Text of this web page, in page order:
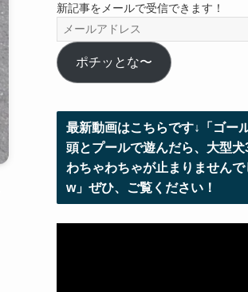
新記事をメールで受信できます！
ー
ル
ア
レ
ス
ポチッとな〜
最新動画はこちらです↓「ゴー
頭とプールで遊んだら、大型犬
わちゃわちゃが止まりませんで
w」ぜひ、ご覧ください！